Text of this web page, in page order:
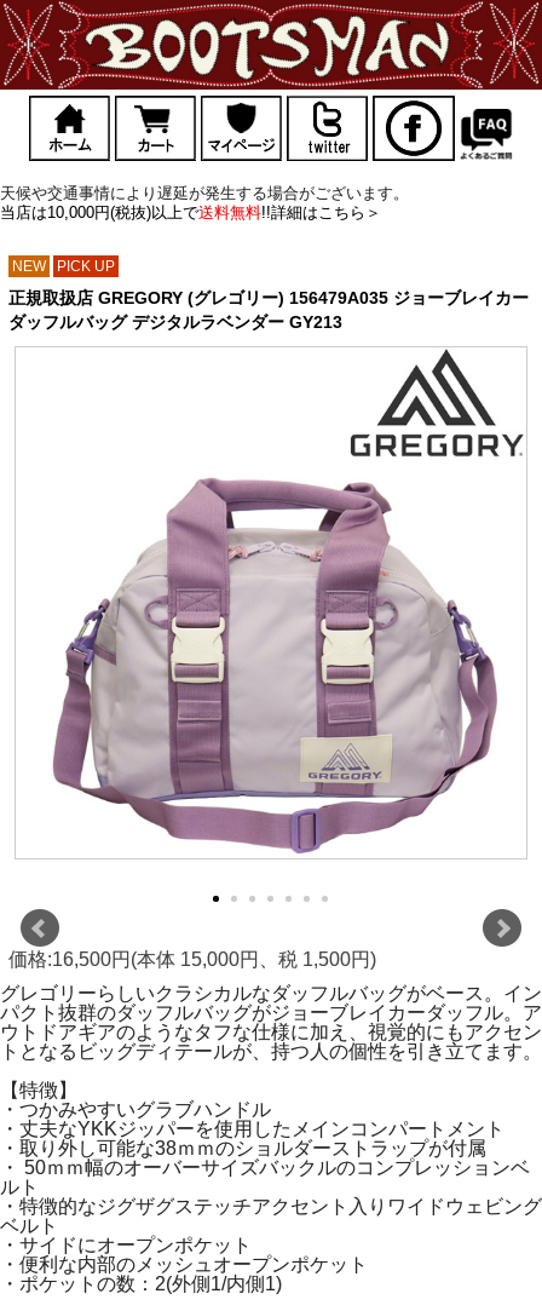
天候や交通事情により遅延が発生する場合がございます。
当店は10,000円(税抜)以上で送料無料!!詳細はこちら＞
NEW PICK UP
正規取扱店 GREGORY (グレゴリー) 156479A035 ジョーブレイカー
ダッフルバッグ デジタルラベンダー GY213
価格:16,500円(本体 15,000円、税 1,500円)
グレゴリーらしいクラシカルなダッフルバッグがベース。イン
パクト抜群のダッフルバッグがジョーブレイカーダッフル。ア
ウトドアギアのようなタフな仕様に加え、視覚的にもアクセン
トとなるビッグディテールが、持つ人の個性を引き立てます。
【特徴】
・つかみやすいグラブハンドル
・丈夫なYKKジッパーを使用したメインコンパートメント
・取り外し可能な38ｍｍのショルダーストラップが付属
・ 50ｍｍ幅のオーバーサイズバックルのコンプレッションベ
ルト
・特徴的なジグザグステッチアクセント入りワイドウェビング
ベルト
・サイドにオープンポケット
・便利な内部のメッシュオープンポケット
・ポケットの数：2(外側1/内側1)